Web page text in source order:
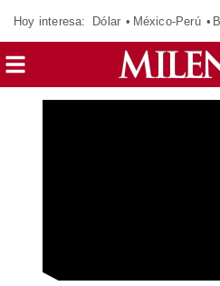
Hoy interesa: Dólar México-Perú